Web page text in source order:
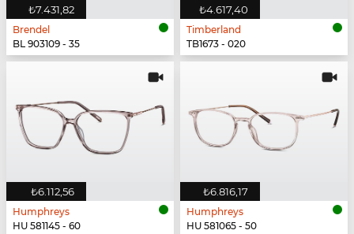
₺7.431,82
Brendel
BL 903109 - 35
₺4.617,40
Timberland
TB1673 - 020
₺6.112,56
Humphreys
HU 581145 - 60
₺6.816,17
Humphreys
HU 581065 - 50